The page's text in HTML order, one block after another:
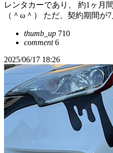
レンタカーであり、 約1ヶ月
（＾ω＾） ただ、契約期間が
thumb_up 710
comment6
2025/06/17 18:26